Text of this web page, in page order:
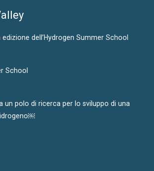
dell’Hydrogen Summer School
School
un polo di ricerca per lo sviluppo di una